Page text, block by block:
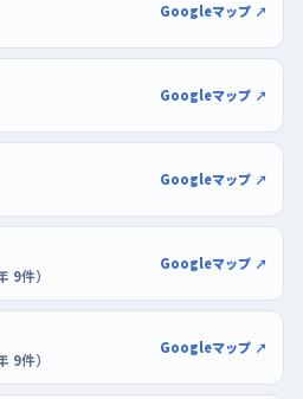
を体で覚えられます。慣れてきた
ように、来店客の出入りがある場所
習に進むとよいでしょう。
Googleマップ ↗
Googleマップ ↗
Googleマップ ↗
9件）
Googleマップ ↗
9件）
Googleマップ ↗